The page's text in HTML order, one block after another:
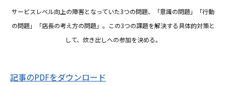
サービスレベル向上の障害となっていた3つの問題、「意識の問題」「行動
の問題」「店長の考え方の問題」。この3つの課題を解決する具体的対策と
して、炊き出しへの参加を決める。
記事のPDFをダウンロード